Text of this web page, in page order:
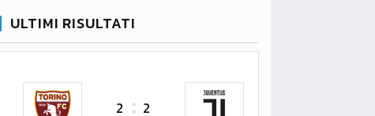
ULTIMI RISULTATI
2 2